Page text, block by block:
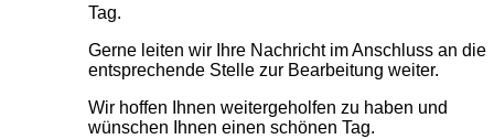
Tag.
Gerne leiten wir Ihre Nachricht im Anschluss an die
entsprechende Stelle zur Bearbeitung weiter.
Wir hoffen Ihnen weitergeholfen zu haben und
wünschen Ihnen einen schönen Tag.